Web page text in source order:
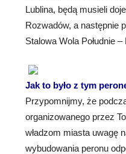
Lublina, będą musieli
Rozwadów, a następnie
Stalowa Wola Południe –
Jak to było z tym
Przypomnijmy, że
organizowanego przez
władzom miasta uwagę
wybudowania peronu